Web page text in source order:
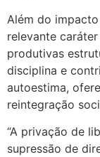
Além do
relevante
produtivas
disciplina e
autoestima,
reintegração
“A privação de
supressão de